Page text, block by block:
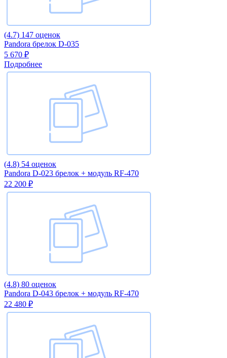
(4.7) 147 оценок
Pandora брелок D-035
5 670 ₽
Подробнее
(4.8) 54 оценок
Pandora D-023 брелок + модуль RF-470
22 200 ₽
(4.8) 80 оценок
Pandora D-043 брелок + модуль RF-470
22 480 ₽